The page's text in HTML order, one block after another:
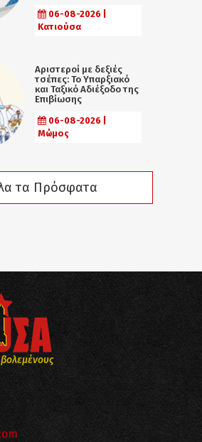
06-08-2026 |
Κατιούσα
Αριστεροί με δεξιές
τσέπες: Το Υπαρξιακό
και Ταξικό Αδιέξοδο της
Επιβίωσης
06-08-2026 |
Μώμος
τα Πρόσφατα